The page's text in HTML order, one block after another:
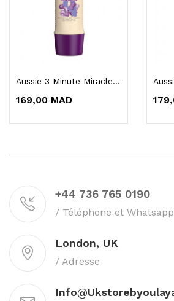
Aussie 3 Minute Miracle Smooth Deep Treatment...
169,00 MAD
+44 736 765 0190
/ Téléphone et Whatsapp
London, UK
/ Adresse